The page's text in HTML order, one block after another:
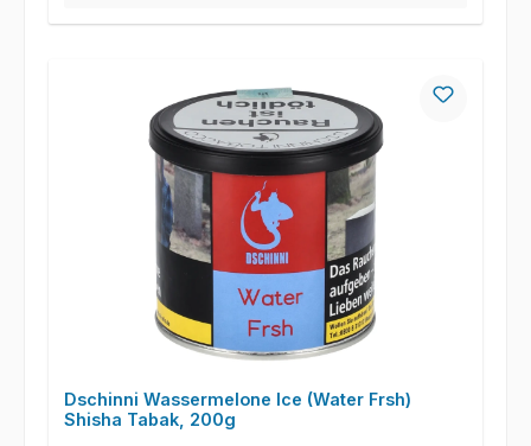
Dschinni Wassermelone Ice (Water Frsh)
Shisha Tabak, 200g